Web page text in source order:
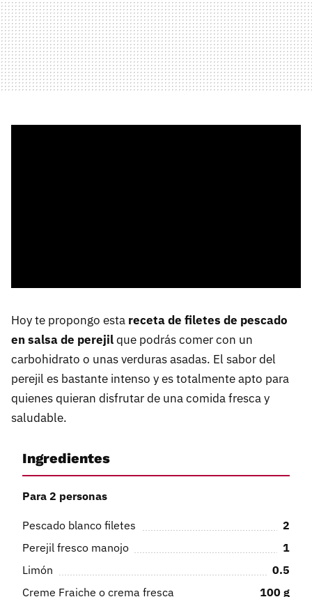
Hoy te propongo esta receta de filetes de pescado
en salsa de perejilque podrás comer con un
carbohidrato o unas verduras asadas. El sabor del
perejil es bastante intenso y es totalmente apto para
quienes quieran disfrutar de una comida fresca y
saludable.
Ingredientes
Para 2 personas
Pescado blanco filetes
2
Perejil fresco manojo
1
Limón
0.5
Creme Fraiche o crema fresca
100 g